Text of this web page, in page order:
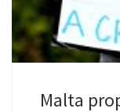
Malta